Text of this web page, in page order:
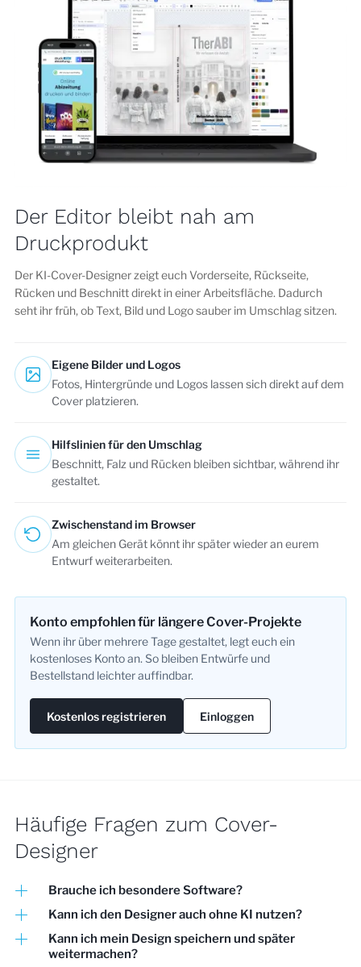
Der Editor bleibt nah am
Druckprodukt
Der KI-Cover-Designer zeigt euch Vorderseite, Rückseite,
Rücken und Beschnitt direkt in einer Arbeitsfläche. Dadurch
seht ihr früh, ob Text, Bild und Logo sauber im Umschlag sitzen.
Eigene Bilder und Logos
Fotos, Hintergründe und Logos lassen sich direkt auf dem
Cover platzieren.
Hilfslinien für den Umschlag
Beschnitt, Falz und Rücken bleiben sichtbar, während ihr
gestaltet.
Zwischenstand im Browser
Am gleichen Gerät könnt ihr später wieder an eurem
Entwurf weiterarbeiten.
Konto empfohlen für längere Cover-Projekte
Wenn ihr über mehrere Tage gestaltet, legt euch ein
kostenloses Konto an. So bleiben Entwürfe und
Bestellstand leichter auffindbar.
Kostenlos registrieren Einloggen
Häufige Fragen zum Cover-
Designer
Brauche ich besondere Software?
Kann ich den Designer auch ohne KI nutzen?
Kann ich mein Design speichern und später
weitermachen?